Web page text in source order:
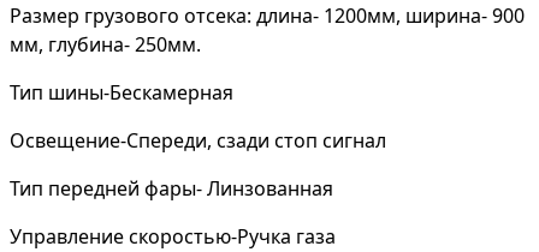
Размер грузового отсека: длина- 1200мм, ширина- 900
мм, глубина- 250мм.
Тип шины-Бескамерная
Освещение-Спереди, сзади стоп сигнал
Тип передней фары- Линзованная
Управление скоростью-Ручка газа